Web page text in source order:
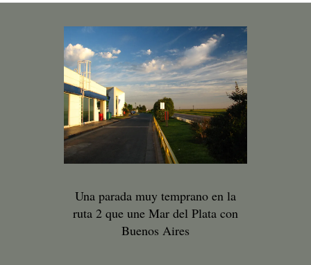
Una parada muy temprano en la
ruta 2 que une Mar del Plata con
Buenos Aires